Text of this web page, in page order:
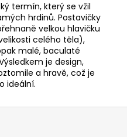
termín, který se vžil
hrdinů. Postavičky
velkou hlavičku
celého těla),
malé, baculaté
je design,
a hravě, což je
ideální.